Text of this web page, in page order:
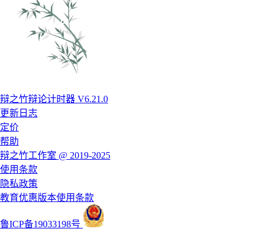
辩之竹辩论计时器 V6.21.0
更新日志
定价
帮助
辩之竹工作室 @ 2019-2025
使用条款
隐私政策
教育优惠版本使用条款
鲁ICP备19033198号